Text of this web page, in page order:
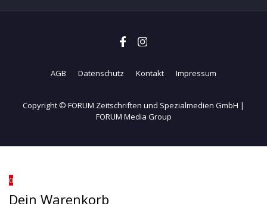
AGB Datenschutz Kontakt Impressum
Copyright © FORUM Zeitschriften und Spezialmedien GmbH |
FORUM Media Group
0
Dein Warenkorb